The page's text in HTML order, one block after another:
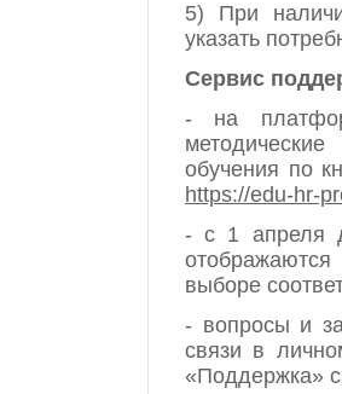
5) При
указать
Сервис
- на
обучения по
https://edu-hr-
- с 1 апреля
выборе
- вопросы и
связи в
«Поддержка»